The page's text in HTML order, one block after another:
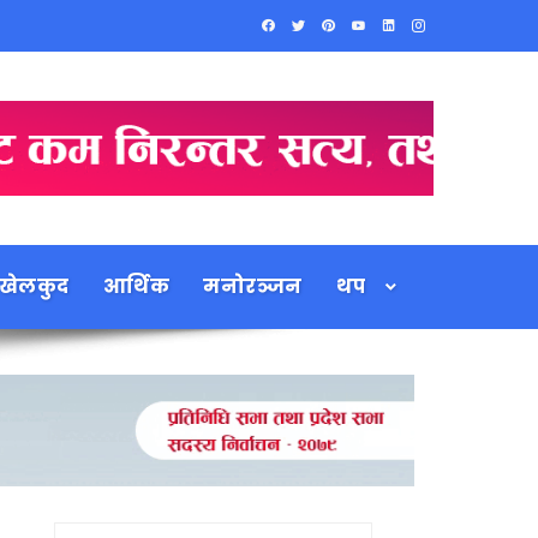
आर्थिक मनोरञ्जन थप